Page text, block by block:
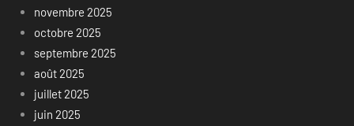
novembre 2025
octobre 2025
septembre 2025
août 2025
juillet 2025
juin 2025